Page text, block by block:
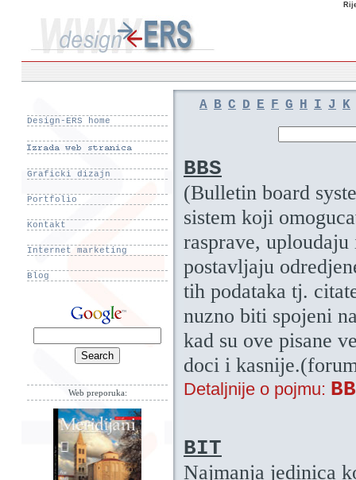
Design-ERS home
Graficki dizajn
Portfolio
Kontakt
Internet marketing
Blog
Web preporuka:
A B C D E F G H I J K
BBS
(Bulletin board
sistem koji
rasprave,
postavljaju
tih podataka tj.
nuzno biti spojeni
kad su ove pisane
doci i
Detaljnije o pojmu:
BIT
Najmanja jedinica